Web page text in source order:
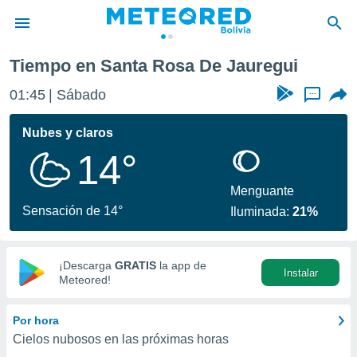
de
ha
calidad.
a este
las
y
digital
basada
Tiempo en Santa Rosa De Jauregui
01:45 Sábado ...
Nubes y claros
14°
Sensación de 14°
Menguante
Iluminada:21%
¡Descarga GRATIS la app de
Meteored!
Instalar
Por hora
Cielos nubosos en las próximas horas